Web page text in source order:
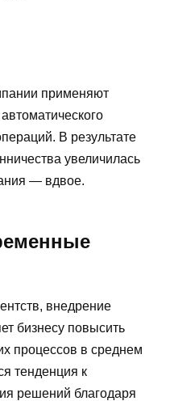
применяют
В результате
увеличилась
— вдвое.
внедрение
бизнесу повысить
процессов в среднем
тенденция к
решений благодаря